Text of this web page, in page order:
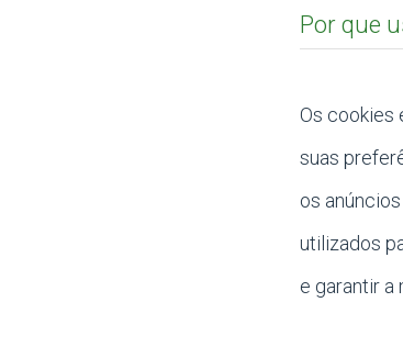
Por que
Os cookies
suas
os
utilizados
e garantir a